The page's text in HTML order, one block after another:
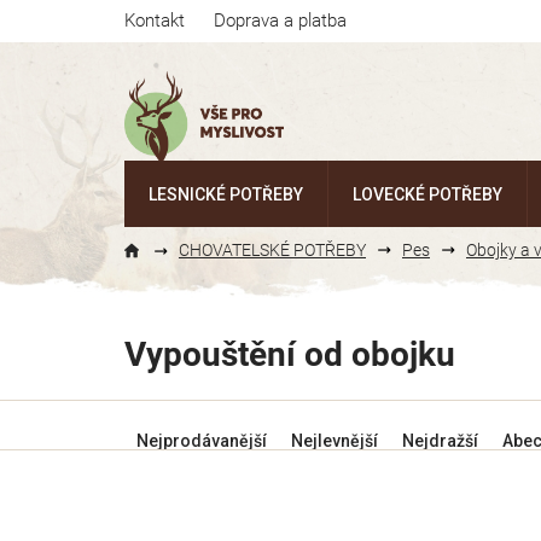
Kontakt Doprava a platba
LESNICKÉ POTŘEBY LOVECKÉ POTŘEBY
CHOVATELSKÉ POTŘEBY Pes Obojky a
Vypouštění od obojku
aNejprodávanější Nejlevnější Nejdražší